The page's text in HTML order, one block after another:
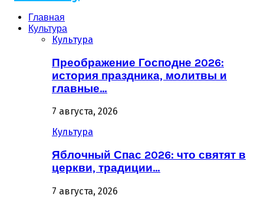
Главная
Культура
Культура
Преображение Господне 2026:
история праздника, молитвы и
главные…
7 августа, 2026
Культура
Яблочный Спас 2026: что святят в
церкви, традиции…
7 августа, 2026